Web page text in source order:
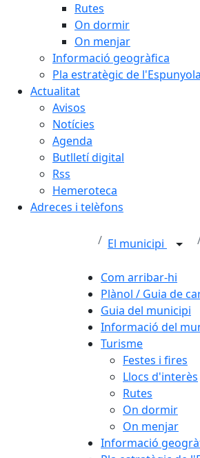
Rutes
On dormir
On menjar
Informació geogràfica
Pla estratègic de l'Espunyola
Actualitat
Avisos
Notícies
Agenda
Butlletí digital
Rss
Hemeroteca
Adreces i telèfons
El municipi
Com arribar-hi
Plànol / Guia de
Guia del municipi
Informació del
Turisme
Festes i fires
Llocs d'interès
Rutes
On dormir
On menjar
Informació